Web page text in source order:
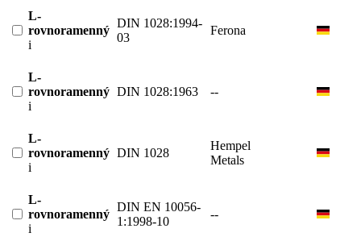
L-
rovnoramenný
i
DIN 1028:1994-
03
Ferona
L-
rovnoramenný
i
DIN 1028:1963 --
L-
rovnoramenný
i
DIN 1028
Hempel
Metals
L-
rovnoramenný
i
DIN EN 10056-
1:1998-10
--